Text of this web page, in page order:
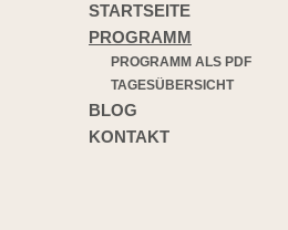
STARTSEITE
PROGRAMM
PROGRAMM ALS PDF
TAGESÜBERSICHT
BLOG
KONTAKT